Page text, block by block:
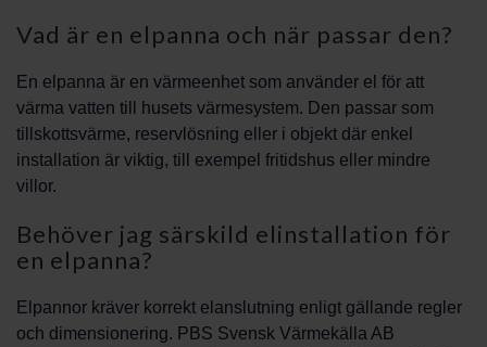
Vad är en elpanna och när passar den?
En elpanna är en värmeenhet som använder el för att
värma vatten till husets värmesystem. Den passar som
tillskottsvärme, reservlösning eller i objekt där enkel
installation är viktig, till exempel fritidshus eller mindre
villor.
Behöver jag särskild elinstallation för
en elpanna?
Elpannor kräver korrekt elanslutning enligt gällande regler
och dimensionering. PBS Svensk Värmekälla AB